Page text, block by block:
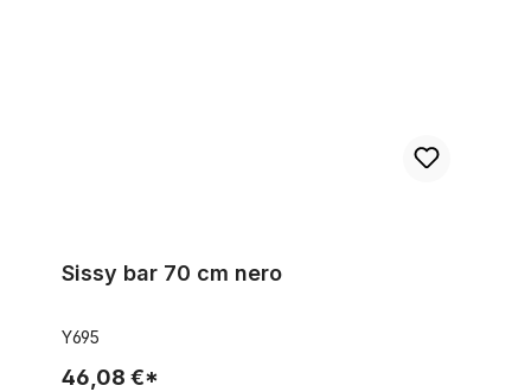
Sissy bar 70 cm nero
Y695
46,08 €*